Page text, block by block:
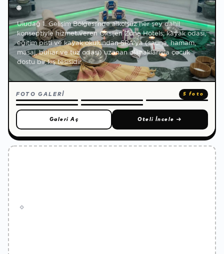
🌐
Uludağ 1. Gelişim Bölgesi'nde alkolsüz her şey dahil
konseptiyle hizmet veren Oksijen Zone Hotels; kayak odası,
eğitim pisti ve kayak okulundan SPA'ya (sauna, hamam,
masaj, buhar ve tuz odası) uzanan olanaklarıyla çocuk
dostu bir kış tesisidir.
FOTO GALERİ 5 foto
Galeri Aç Oteli İncele →